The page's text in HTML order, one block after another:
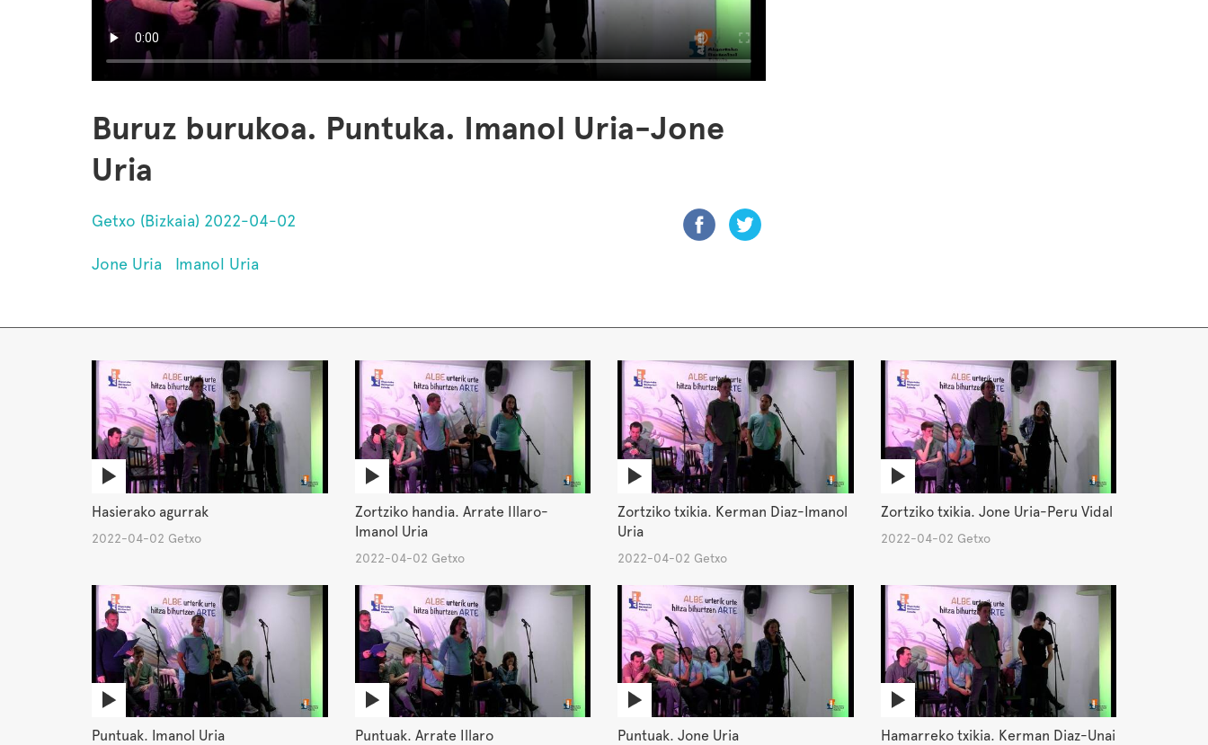
Buruz burukoa. Puntuka. Imanol Uria-Jone
Uria
Getxo (Bizkaia) 2022-04-02
Jone Uria Imanol Uria
Hasierako agurrak
2022-04-02 Getxo
Zortziko handia. Arrate Illaro-
Imanol Uria
2022-04-02 Getxo
Zortziko txikia. Kerman Diaz-Imanol
Uria
2022-04-02 Getxo
Zortziko txikia. Jone Uria-Peru Vidal
2022-04-02 Getxo
Puntuak. Imanol Uria Puntuak. Arrate Illaro Puntuak. Jone Uria
Hamarreko txikia. Kerman Diaz-Unai